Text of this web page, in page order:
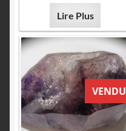
Lire Plus
VENDU